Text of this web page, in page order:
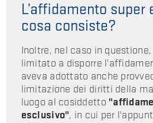
L’affidamento super
cosa consiste?
Inoltre, nel caso in
limitato a disporre
aveva adottato anche
limitazione dei diritti della
luogo al cosiddetto
esclusivo", in cui per